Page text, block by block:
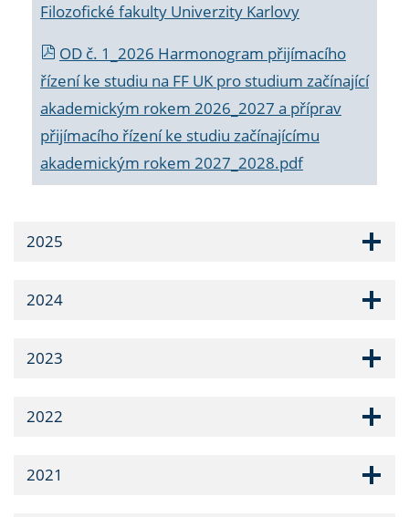
Filozofické fakulty Univerzity Karlovy
OD č. 1_2026 Harmonogram přijímacího
řízení ke studiu na FF UK pro studium začínající
akademickým rokem 2026_2027 a příprav
přijímacího řízení ke studiu začínajícímu
akademickým rokem 2027_2028.pdf
2025
2024
2023
2022
2021